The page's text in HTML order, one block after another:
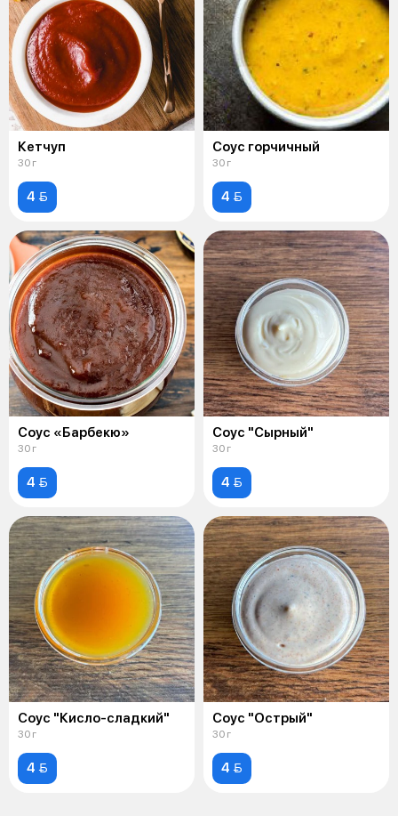
Кетчуп
30 г
4 
Соус горчичный
30 г
4 
Соус «Барбекю»
30 г
4 
Соус "Сырный"
30 г
4 
Соус "Кисло-сладкий"
30 г
4 
Соус "Острый"
30 г
4 